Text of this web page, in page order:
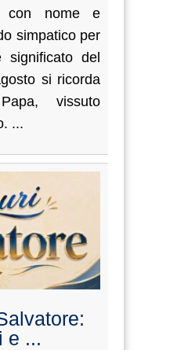
con nome e
simpatico per
significato del
si ricorda
vissuto
...
e ...